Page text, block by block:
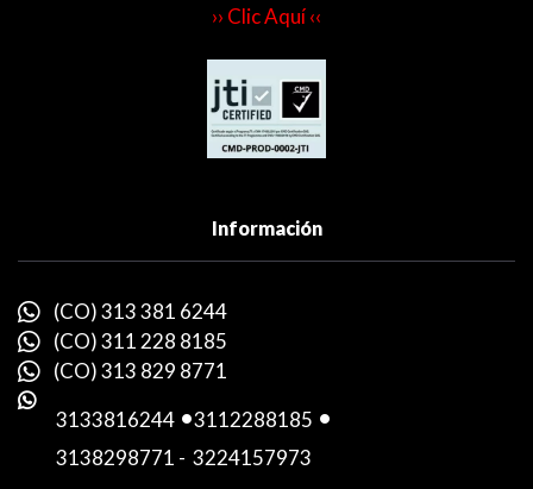
›› Clic Aquí ‹‹
Información
(CO) 313 381 6244
(CO) 311 228 8185
(CO) 313 829 8771
3133816244 -3112288185 -
3138298771 - 3224157973